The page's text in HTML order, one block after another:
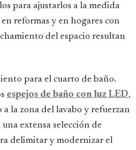
para ajustarlos a la medida
reformas y en hogares con
del espacio resultan
para el cuarto de baño.
espejos de baño con luz LED,
la zona del lavabo y refuerzan
extensa selección de
delimitar y modernizar el